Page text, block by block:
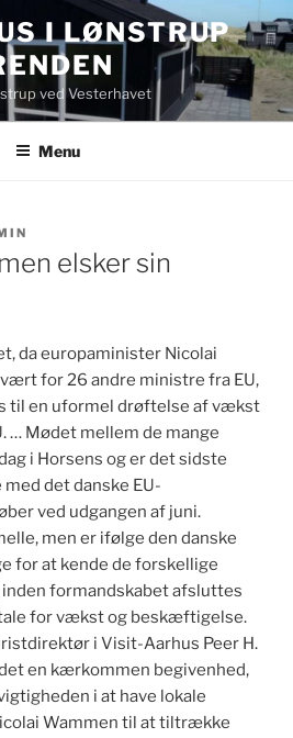
I LØNSTRUP
ved Vesterhavet
Menu
elsker sin
da europaminister Nicolai
vært for 26 andre ministre fra EU,
til en uformel drøftelse af vækst
… Mødet mellem de mange
i Horsens og er det sidste
det danske EU-
ved udgangen af juni.
men er ifølge den danske
for at kende de forskellige
formandskabet afsluttes
for vækst og beskæftigelse.
i Visit-Aarhus Peer H.
en kærkommen begivenhed,
i at have lokale
Wammen til at tiltrække